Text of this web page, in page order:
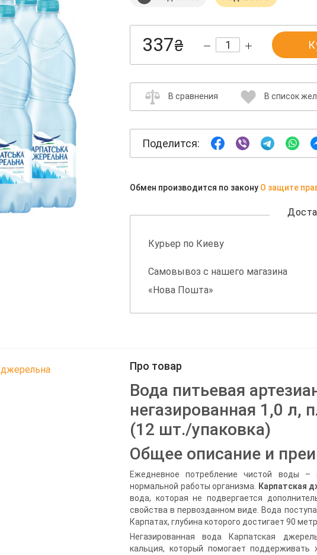
337₴
В сравнения В список
Поделится:
Обмен производится по закону О защите
Курьер по Киеву
Самовывоз с нашего магазина
«Нова Пошта»
Про товар
Вода питьевая
негазированная 1,0 л,
(12 шт./упаковка)
Общее описание и
Ежедневное потребление чистой воды
нормальной работы организма.
Карпатская
вода, которая не подвергается
свойства в первозданном виде. Вода
Карпатах, глубина которого достигает 90
Негазированная вода Карпатская
кальция, который помогает